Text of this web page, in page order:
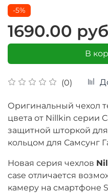
(0)
-5%
1690.00 руб
В
Оригинальный чехол
цвета от Nillkin серии
защитной шторкой
кольцом для Самсунг
Новая серия чехлов
case отличается
камеру на смартфоне